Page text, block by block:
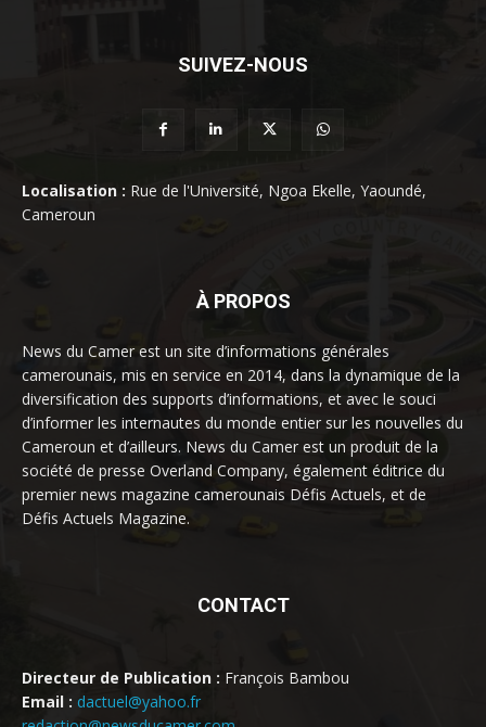
SUIVEZ-NOUS
Localisation : Rue de l'Université, Ngoa Ekelle, Yaoundé,
Cameroun
À PROPOS
News du Camer est un site d’informations générales
camerounais, mis en service en 2014, dans la dynamique de la
diversification des supports d’informations, et avec le souci
d’informer les internautes du monde entier sur les nouvelles du
Cameroun et d’ailleurs. News du Camer est un produit de la
société de presse Overland Company, également éditrice du
premier news magazine camerounais Défis Actuels, et de
Défis Actuels Magazine.
CONTACT
Directeur de Publication : François Bambou
Email : dactuel@yahoo.fr